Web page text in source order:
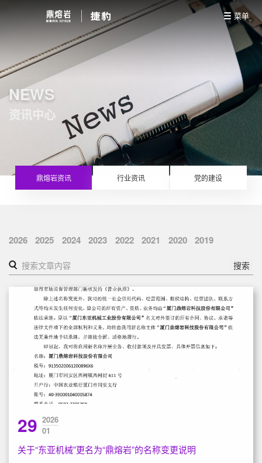
菜单
NEWS
资讯中心
鼎熔岩资讯 行业资讯 党的建设
2026 2025 2024 2023 2022 2021 2020 2019
搜索
29 2026
01
关于“东亚机械”更名为“鼎熔岩”的名称变更说明